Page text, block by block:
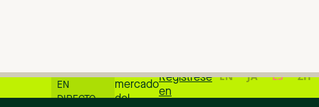
WEBINARIO
EN
DIRECTO
cifras del
mercado
del
Regístrese
en
EN JA ES ZH